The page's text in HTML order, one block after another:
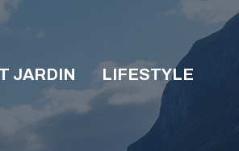
JARDIN LIFESTYLE